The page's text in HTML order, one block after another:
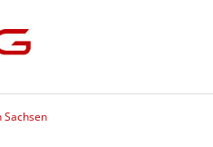
Sachsen